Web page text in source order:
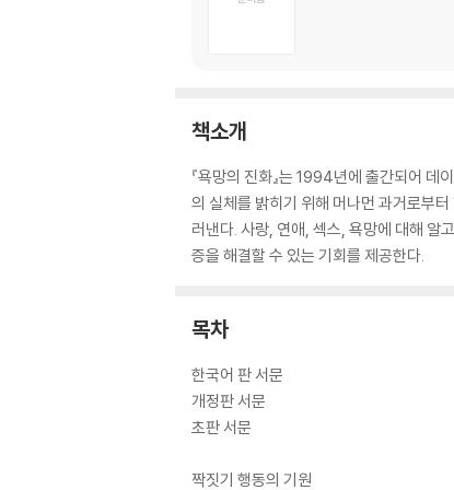
책소개
『욕망의 진화』는 1994년에 출간되어
의 실체를 밝히기 위해 머나먼 과거로부
러낸다. 사랑, 연애, 섹스, 욕망에 대해 알
증을 해결할 수 있는 기회를 제공한다.
목차
한국어 판 서문
개정판 서문
초판 서문
짝짓기 행동의 기원